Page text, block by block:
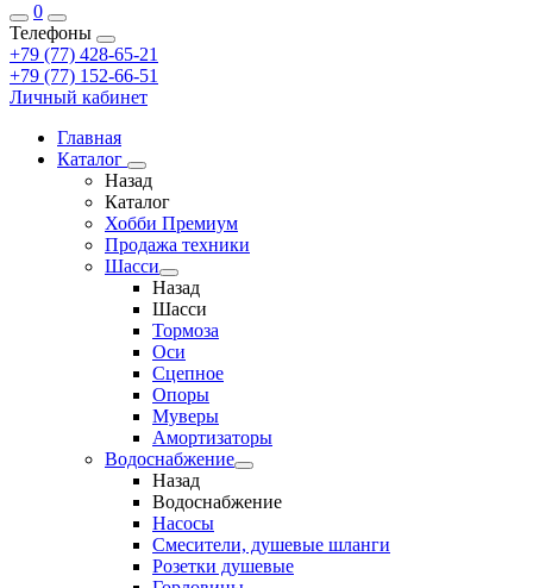
0
Телефоны
+79 (77) 428-65-21
+79 (77) 152-66-51
Личный кабинет
Главная
Каталог
Назад
Каталог
Хобби Премиум
Продажа техники
Шасси
Назад
Шасси
Тормоза
Оси
Сцепное
Опоры
Муверы
Амортизаторы
Водоснабжение
Назад
Водоснабжение
Насосы
Смесители, душевые шланги
Розетки душевые